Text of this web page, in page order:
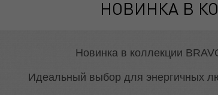
НОВИНКА В
Новинка в коллекции
Идеальный выбор для энергичных